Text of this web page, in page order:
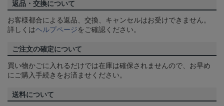
返品・交換について
お客様都合による返品、交換、キャンセルはお受けできません。
詳しくはヘルプページをご確認ください。
ご注文の確定について
買い物かごに入れるだけでは在庫は確保されませんので、お早め
にご購入手続きをお済ませください。
送料について